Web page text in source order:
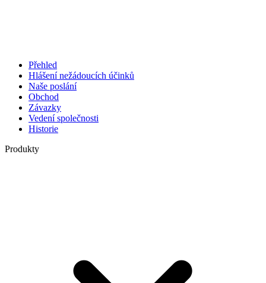
Přehled
Hlášení nežádoucích účinků
Naše poslání
Obchod
Závazky
Vedení společnosti
Historie
Produkty